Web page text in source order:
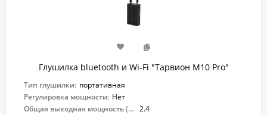
Глушилка bluetooth и Wi-Fi "Тарвион M10 Pro"
Тип глушилки: портативная
Регулировка мощности: Нет
Общая выходная мощность (Вт): 2.4